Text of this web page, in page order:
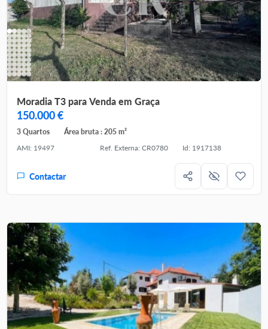
Moradia T3 para Venda em Graça
150.000 €
3 Quartos
Área bruta : 205 m²
AMI: 19497
Ref. Externa: CR0780 Id: 1917138
Contactar